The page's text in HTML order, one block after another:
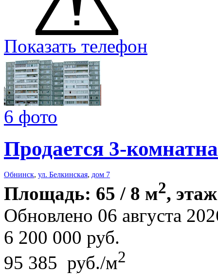
Показать телефон
6 фото
Продается 3-
Обнинск, ул. Белкинская, дом 7
Площадь: 65 / 8 м2,
Обновлено 06 августа
6 200 000 руб.
95 385 руб./м2